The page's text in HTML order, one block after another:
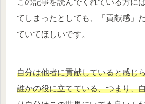
てしまったとしても、「貢献感」
ていてほしいです。
自分は他者に貢献していると感じ
誰かの役に立てている、つまり、